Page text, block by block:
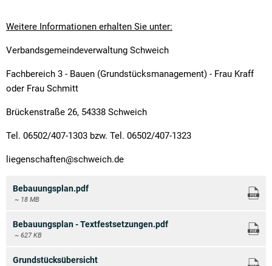
Weitere Informationen erhalten Sie unter:
Verbandsgemeindeverwaltung Schweich
Fachbereich 3 - Bauen (Grundstücksmanagement) - Frau Kraff
oder Frau Schmitt
Brückenstraße 26, 54338 Schweich
Tel. 06502/407-1303 bzw. Tel. 06502/407-1323
liegenschaften@schweich.de
Bebauungsplan.pdf
~ 18 MB
Bebauungsplan - Textfestsetzungen.pdf
~ 627 KB
Grundstücksübersicht